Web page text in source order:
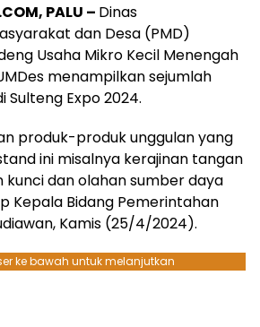
PALU – Dinas
dan Desa (PMD)
Usaha Mikro Kecil Menengah
menampilkan sejumlah
Sulteng Expo 2024.
produk-produk unggulan yang
ini misalnya kerajinan tangan
dan olahan sumber daya
Kepala Bidang Pemerintahan
Kamis (25/4/2024).
ke bawah untuk melanjutkan